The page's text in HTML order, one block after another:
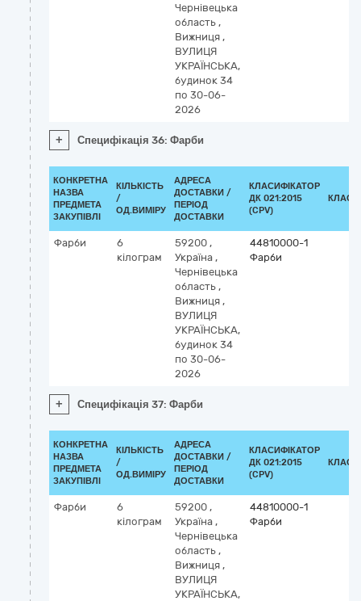
Чернівецька
область ,
Вижниця ,
ВУЛИЦЯ
УКРАЇНСЬКА,
будинок 34
по 30-06-
2026
+ Специфікація 36: Фарби
КОНКРЕТНА
НАЗВА
ПРЕДМЕТА
ЗАКУПІВЛІ
КІЛЬКІСТЬ
/
ОД.ВИМІРУ
АДРЕСА
ДОСТАВКИ /
ПЕРІОД
ДОСТАВКИ
КЛАСИФІКАТОР
ДК 021:2015
(CPV)
Фарби
6
кілограм
59200 ,
Україна ,
Чернівецька
область ,
Вижниця ,
ВУЛИЦЯ
УКРАЇНСЬКА,
будинок 34
по 30-06-
2026
44810000-1
Фарби
+ Специфікація 37: Фарби
КОНКРЕТНА
НАЗВА
ПРЕДМЕТА
ЗАКУПІВЛІ
КІЛЬКІСТЬ
/
ОД.ВИМІРУ
АДРЕСА
ДОСТАВКИ /
ПЕРІОД
ДОСТАВКИ
КЛАСИФІКАТОР
ДК 021:2015
(CPV)
Фарби
6
кілограм
59200 ,
Україна ,
Чернівецька
область ,
Вижниця ,
ВУЛИЦЯ
УКРАЇНСЬКА,
44810000-1
Фарби